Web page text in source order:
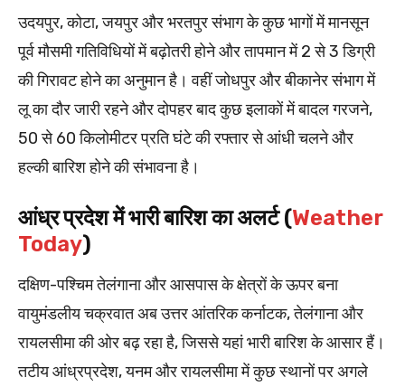
उदयपुर, कोटा, जयपुर और भरतपुर संभाग के कुछ भागों में मानसून
पूर्व मौसमी गतिविधियों में बढ़ोतरी होने और तापमान में 2 से 3 डिग्री
की गिरावट होने का अनुमान है। वहीं जोधपुर और बीकानेर संभाग में
लू का दौर जारी रहने और दोपहर बाद कुछ इलाकों में बादल गरजने,
50 से 60 किलोमीटर प्रति घंटे की रफ्तार से आंधी चलने और
हल्की बारिश होने की संभावना है।
आंध्र प्रदेश में भारी बारिश का अलर्ट (Weather
Today)
दक्षिण-पश्चिम तेलंगाना और आसपास के क्षेत्रों के ऊपर बना
वायुमंडलीय चक्रवात अब उत्तर आंतरिक कर्नाटक, तेलंगाना और
रायलसीमा की ओर बढ़ रहा है, जिससे यहां भारी बारिश के आसार हैं।
तटीय आंध्रप्रदेश, यनम और रायलसीमा में कुछ स्थानों पर अगले